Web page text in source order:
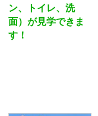
ン、トイレ、洗
面）が見学できま
す！